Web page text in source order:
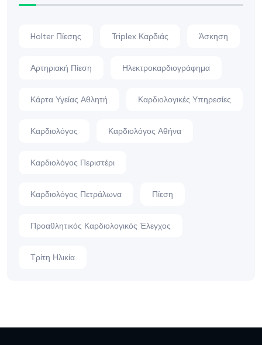
Holter Πίεσης Triplex Καρδιάς Άσκηση
Αρτηριακή Πίεση Ηλεκτροκαρδιογράφημα
Κάρτα Υγείας Αθλητή Καρδιολογικές Υπηρεσίες
Καρδιολόγος Καρδιολόγος Αθήνα
Καρδιολόγος Περιστέρι
Καρδιολόγος Πετράλωνα Πίεση
Προαθλητικός Καρδιολογικός Έλεγχος
Τρίτη Ηλικία